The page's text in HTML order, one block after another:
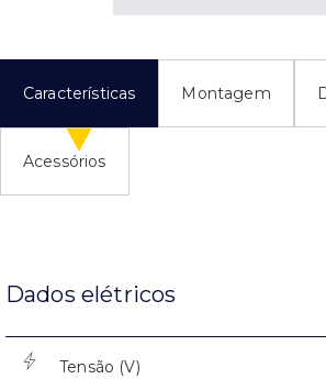
Características Montagem
Acessórios
Dados elétricos
Tensão (V)